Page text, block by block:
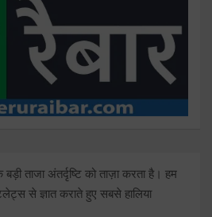
बड़ी ताजा अंतर्दृष्टि को ताज़ा करता है। हम
से ज्ञात कराते हुए सबसे हालिया